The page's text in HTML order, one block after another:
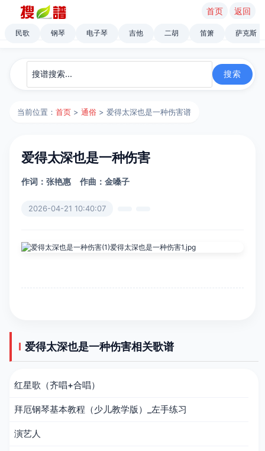
首页 返回
民歌 钢琴 电子琴 吉他 二胡 笛箫 萨克斯
当前位置：首页 >通俗 > 爱得太深也是一种伤害谱
爱得太深也是一种伤害
作词：张艳惠 作曲：金嗓子
2026-04-21 10:40:07
爱得太深也是一种伤害相关歌谱
红星歌（齐唱+合唱）
拜厄钢琴基本教程（少儿教学版）_左手练习
演艺人